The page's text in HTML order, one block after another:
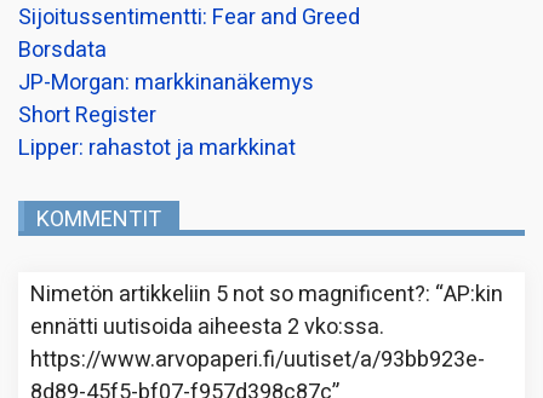
Sijoitussentimentti: Fear and Greed
Borsdata
JP-Morgan: markkinanäkemys
Short Register
Lipper: rahastot ja markkinat
KOMMENTIT
Nimetön artikkeliin 5 not so magnificent?: “AP:kin
ennätti uutisoida aiheesta 2 vko:ssa.
https://www.arvopaperi.fi/uutiset/a/93bb923e-